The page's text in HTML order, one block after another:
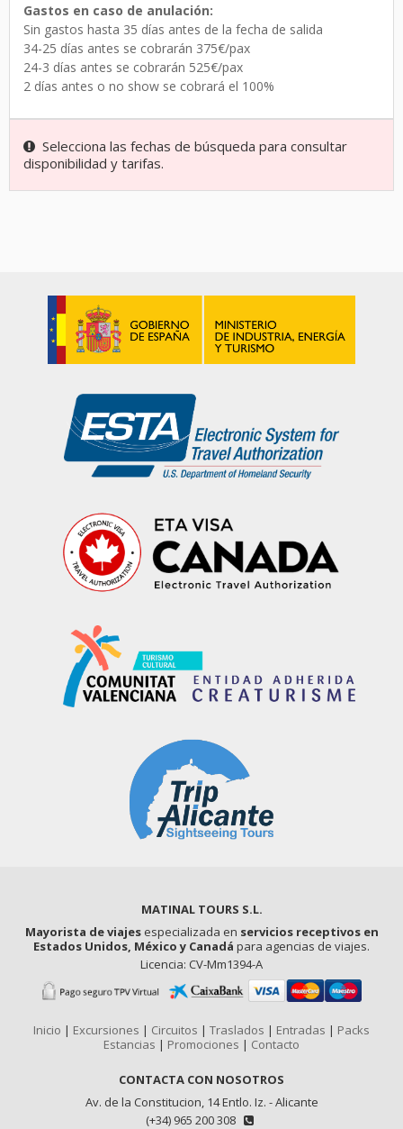
Gastos en caso de anulación:
Sin gastos hasta 35 días antes de la fecha de salida
34-25 días antes se cobrarán 375€/pax
24-3 días antes se cobrarán 525€/pax
2 días antes o no show se cobrará el 100%
Selecciona las fechas de búsqueda para consultar
disponibilidad y tarifas.
MATINAL TOURS S.L.
Mayorista de viajesespecializada en servicios receptivos en
Estados Unidos, México y Canadá para agencias de viajes.
Licencia: CV-Mm1394-A
Inicio | Excursiones | Circuitos | Traslados | Entradas | Packs
Estancias | Promociones | Contacto
CONTACTA CON NOSOTROS
Av. de la Constitucion, 14 Entlo. Iz. - Alicante
(+34) 965 200 308